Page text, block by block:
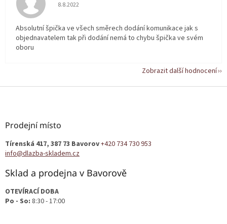
8.8.2022
Absolutní špička ve všech směrech dodání komunikace jak s
objednavatelem tak při dodání nemá to chybu špička ve svém
oboru
Zobrazit další hodnocení
Z
Prodejní místo
Tírenská 417, 387 73 Bavorov+420 734 730 953
info@dlazba-skladem.cz
Sklad a prodejna v Bavorově
OTEVÍRACÍ DOBA
Po - So: 8:30 - 17:00